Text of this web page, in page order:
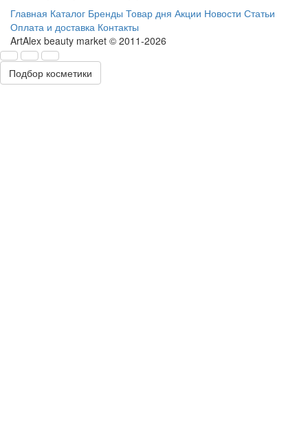
Главная Каталог Бренды Товар дня Акции Новости Статьи
Оплата и доставка Контакты
ArtAlex beauty market © 2011-2026
Подбор косметики